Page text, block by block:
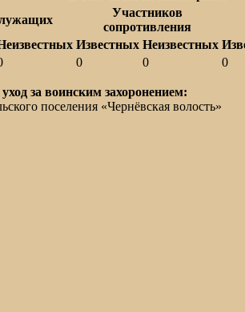
Участников
сопротивления
Известных Неизвестных
0 0 0
за воинским захоронением:
поселения «Чернёвская волость»